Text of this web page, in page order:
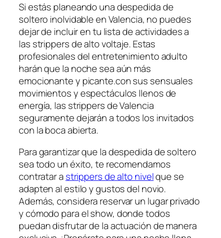
Si estás planeando una despedida de
soltero inolvidable⁢ en Valencia,⁣ no puedes⁢
dejar⁣ de incluir​ en tu lista de actividades a
las strippers de alto ⁣voltaje. Estas
profesionales del‍ entretenimiento adulto
harán que la noche sea aún más
emocionante y picante.con sus sensuales
movimientos y espectáculos llenos de
energía, las strippers de⁢ Valencia
seguramente dejarán a todos los⁣ invitados
con la boca abierta.
Para garantizar que la despedida de soltero
⁤sea todo​ un éxito, te recomendamos
⁤contratar a strippers de alto nivelque se
adapten al estilo y gustos del novio.
Además, considera reservar‌ un lugar privado
y cómodo para el‌ show, donde todos
puedan disfrutar de la actuación de manera